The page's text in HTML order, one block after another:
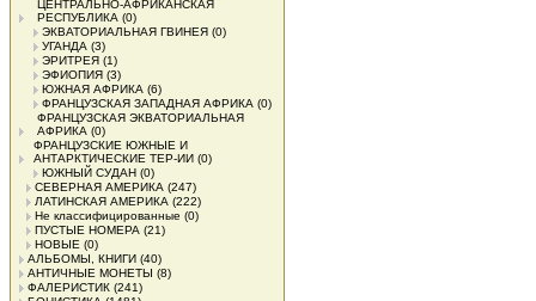
ЦЕНТРАЛЬНО-АФРИКАНСКАЯ
РЕСПУБЛИКА (0)
ЭКВАТОРИАЛЬНАЯ ГВИНЕЯ (0)
УГАНДА (3)
ЭРИТРЕЯ (1)
ЭФИОПИЯ (3)
ЮЖНАЯ АФРИКА (6)
ФРАНЦУЗСКАЯ ЗАПАДНАЯ АФРИКА (0)
ФРАНЦУЗСКАЯ ЭКВАТОРИАЛЬНАЯ
АФРИКА (0)
ФРАНЦУЗСКИЕ ЮЖНЫЕ И
АНТАРКТИЧЕСКИЕ ТЕР-ИИ (0)
ЮЖНЫЙ СУДАН (0)
СЕВЕРНАЯ АМЕРИКА (247)
ЛАТИНСКАЯ АМЕРИКА (222)
Не классифицированные (0)
ПУСТЫЕ НОМЕРА (21)
НОВЫЕ (0)
АЛЬБОМЫ, КНИГИ (40)
АНТИЧНЫЕ МОНЕТЫ (8)
ФАЛЕРИСТИК (241)